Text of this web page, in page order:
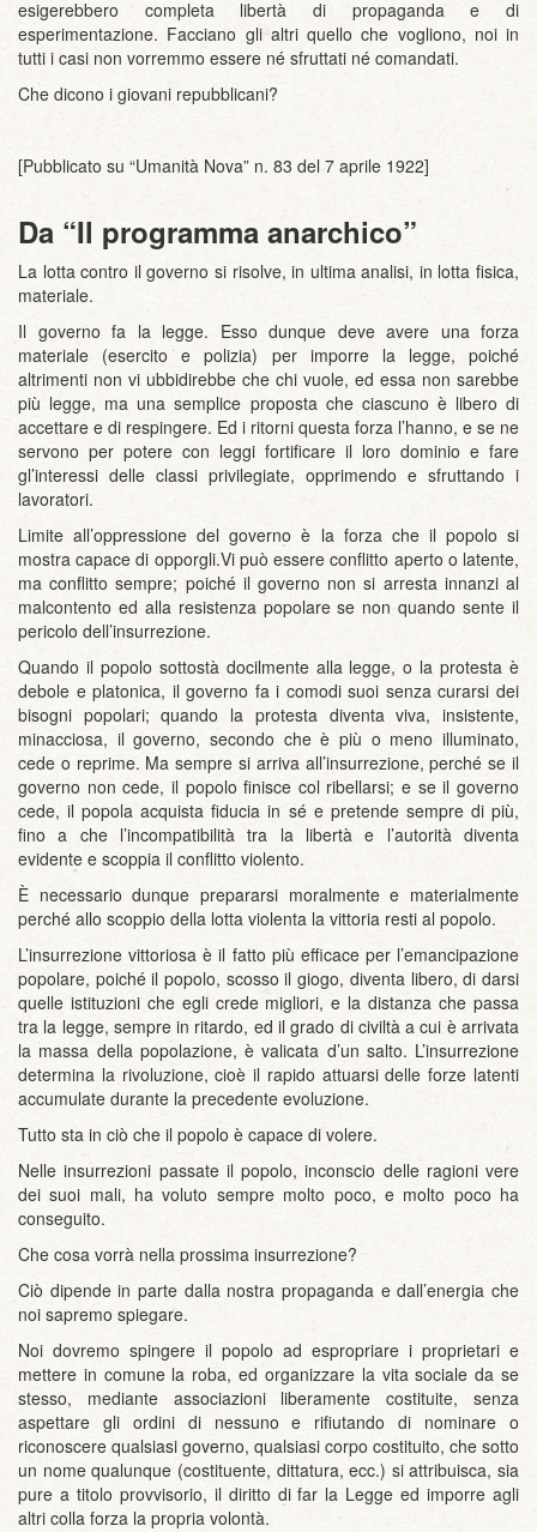
esigerebbero completa libertà di propaganda e di
esperimentazione. Facciano gli altri quello che vogliono, noi in
tutti i casi non vorremmo essere né sfruttati né comandati.
Che dicono i giovani repubblicani?
[Pubblicato su “Umanità Nova” n. 83 del 7 aprile 1922]
Da “Il programma anarchico”
La lotta contro il governo si risolve, in ultima analisi, in lotta fisica,
materiale.
Il governo fa la legge. Esso dunque deve avere una forza
materiale (esercito e polizia) per imporre la legge, poiché
altrimenti non vi ubbidirebbe che chi vuole, ed essa non sarebbe
più legge, ma una semplice proposta che ciascuno è libero di
accettare e di respingere. Ed i ritorni questa forza l’hanno, e se ne
servono per potere con leggi fortificare il loro dominio e fare
gl’interessi delle classi privilegiate, opprimendo e sfruttando i
lavoratori.
Limite all’oppressione del governo è la forza che il popolo si
mostra capace di opporgli.Vi può essere conflitto aperto o latente,
ma conflitto sempre; poiché il governo non si arresta innanzi al
malcontento ed alla resistenza popolare se non quando sente il
pericolo dell’insurrezione.
Quando il popolo sottostà docilmente alla legge, o la protesta è
debole e platonica, il governo fa i comodi suoi senza curarsi dei
bisogni popolari; quando la protesta diventa viva, insistente,
minacciosa, il governo, secondo che è più o meno illuminato,
cede o reprime. Ma sempre si arriva all’insurrezione, perché se il
governo non cede, il popolo finisce col ribellarsi; e se il governo
cede, il popola acquista fiducia in sé e pretende sempre di più,
fino a che l’incompatibilità tra la libertà e l’autorità diventa
evidente e scoppia il conflitto violento.
È necessario dunque prepararsi moralmente e materialmente
perché allo scoppio della lotta violenta la vittoria resti al popolo.
L’insurrezione vittoriosa è il fatto più efficace per l’emancipazione
popolare, poiché il popolo, scosso il giogo, diventa libero, di darsi
quelle istituzioni che egli crede migliori, e la distanza che passa
tra la legge, sempre in ritardo, ed il grado di civiltà a cui è arrivata
la massa della popolazione, è valicata d’un salto. L’insurrezione
determina la rivoluzione, cioè il rapido attuarsi delle forze latenti
accumulate durante la precedente evoluzione.
Tutto sta in ciò che il popolo è capace di volere.
Nelle insurrezioni passate il popolo, inconscio delle ragioni vere
dei suoi mali, ha voluto sempre molto poco, e molto poco ha
conseguito.
Che cosa vorrà nella prossima insurrezione?
Ciò dipende in parte dalla nostra propaganda e dall’energia che
noi sapremo spiegare.
Noi dovremo spingere il popolo ad espropriare i proprietari e
mettere in comune la roba, ed organizzare la vita sociale da se
stesso, mediante associazioni liberamente costituite, senza
aspettare gli ordini di nessuno e rifiutando di nominare o
riconoscere qualsiasi governo, qualsiasi corpo costituito, che sotto
un nome qualunque (costituente, dittatura, ecc.) si attribuisca, sia
pure a titolo provvisorio, il diritto di far la Legge ed imporre agli
altri colla forza la propria volontà.